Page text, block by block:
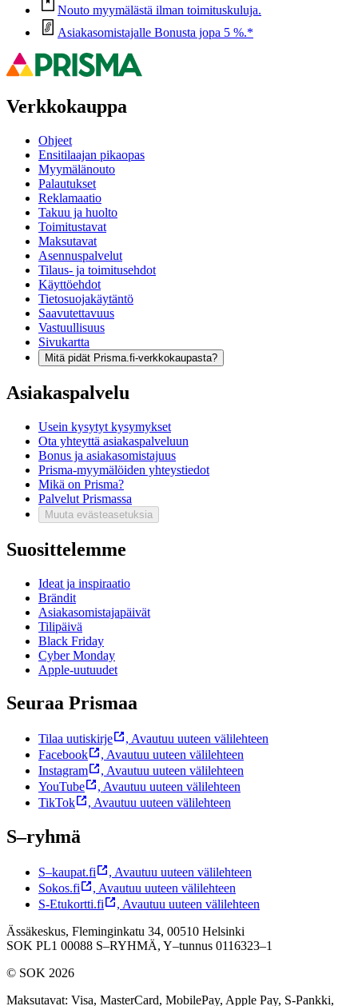
Nouto myymälästä ilman toimituskuluja.
Asiakasomistajalle Bonusta jopa 5 %.*
Verkkokauppa
Ohjeet
Ensitilaajan pikaopas
Myymälänouto
Palautukset
Reklamaatio
Takuu ja huolto
Toimitustavat
Maksutavat
Asennuspalvelut
Tilaus- ja toimitusehdot
Käyttöehdot
Tietosuojakäytäntö
Saavutettavuus
Vastuullisuus
Sivukartta
Mitä pidät Prisma.fi-verkkokaupasta?
Asiakaspalvelu
Usein kysytyt kysymykset
Ota yhteyttä asiakaspalveluun
Bonus ja asiakasomistajuus
Prisma-myymälöiden yhteystiedot
Mikä on Prisma?
Palvelut Prismassa
Muuta evästeasetuksia
Suosittelemme
Ideat ja inspiraatio
Brändit
Asiakasomistajapäivät
Tilipäivä
Black Friday
Cyber Monday
Apple-uutuudet
Seuraa Prismaa
Tilaa uutiskirje , Avautuu uuteen välilehteen
Facebook
, Avautuu uuteen välilehteen
Instagram
, Avautuu uuteen välilehteen
YouTube
, Avautuu uuteen välilehteen
TikTok
, Avautuu uuteen välilehteen
S–ryhmä
S–kaupat.fi , Avautuu uuteen välilehteen
Sokos.fi
, Avautuu uuteen välilehteen
S-Etukortti.fi
, Avautuu uuteen välilehteen
Ässäkeskus, Fleminginkatu 34, 00510 Helsinki
SOK PL1 00088 S–RYHMÄ, Y–tunnus 0116323–1
© SOK 2026
Maksutavat: Visa, MasterCard, MobilePay, Apple Pay, S-Pankki,